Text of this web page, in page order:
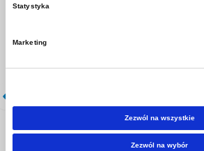
Statystyka
Marketing
Zezwól na wszystkie
Zezwól na wybór